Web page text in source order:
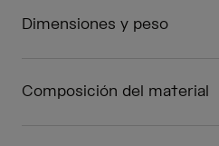
Dimensiones y peso
Composición del material